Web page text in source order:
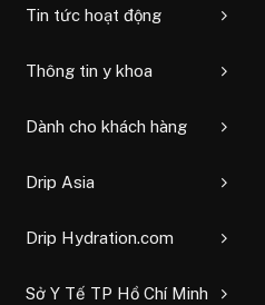
Tin tức hoạt động
Thông tin y khoa
Dành cho khách hàng
Drip Asia
Drip Hydration.com
Sở Y Tế TP Hồ Chí Minh